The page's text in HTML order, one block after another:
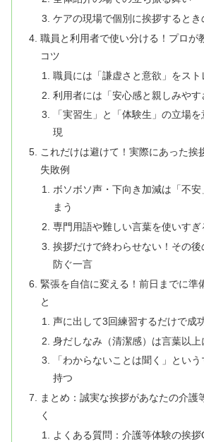
ケアの現場で個別に挨拶するとき
職員と利用者で使い分ける！プロが
コツ
職員には「謙虚さと意欲」をスト
利用者には「安心感と親しみやす
「実習生」と「体験生」の立場
現
これだけは避けて！実際にあった挨
失敗例
ボソボソ声・下向き加減は「不
まう
専門用語や難しい言葉を使いすぎ
挨拶だけで終わらせない！その
防ぐ一言
緊張を自信に変える！前日までに準
と
声に出して3回練習するだけで成
身だしなみ（清潔感）は言葉以上
「わからないことは聞く」とい
持つ
まとめ：誠実な挨拶があなたの介護
く
よくある質問：介護等体験の挨拶